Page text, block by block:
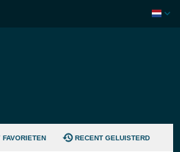
FAVORIETEN RECENT GELUISTERD